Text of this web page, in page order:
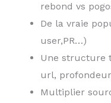
rebond vs
De la vraie
user,PR…)
Une structure
url,
Multiplier